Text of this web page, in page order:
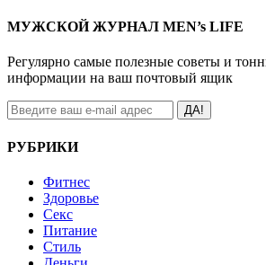
МУЖСКОЙ ЖУРНАЛ MEN’s LIFE
Регулярно самые полезные советы и
информации на ваш почтовый ящик
ДА!
РУБРИКИ
Фитнес
Здоровье
Секс
Питание
Стиль